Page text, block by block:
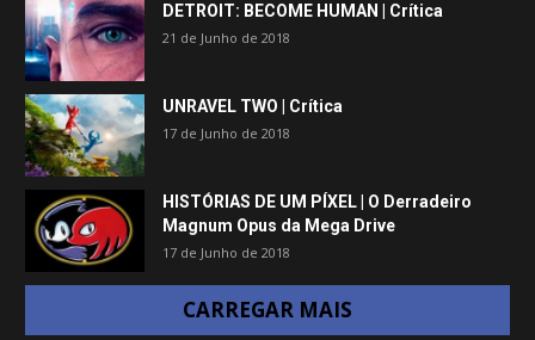
DETROIT: BECOME HUMAN | Crítica
21 de Junho de 2018
UNRAVEL TWO | Crítica
17 de Junho de 2018
HISTÓRIAS DE UM PÍXEL | O Derradeiro
Magnum Opus da Mega Drive
17 de Junho de 2018
CARREGAR MAIS